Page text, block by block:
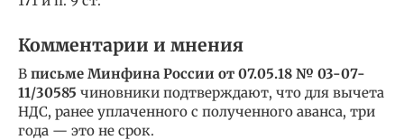
Комментарии и мнения
В письме Минфина России от 07.05.18 № 03-07-
11/30585 чиновники подтверждают, что для вычета
НДС, ранее уплаченного с полученного аванса, три
года — это не срок.